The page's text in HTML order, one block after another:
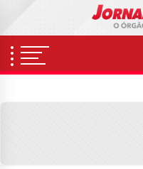
content